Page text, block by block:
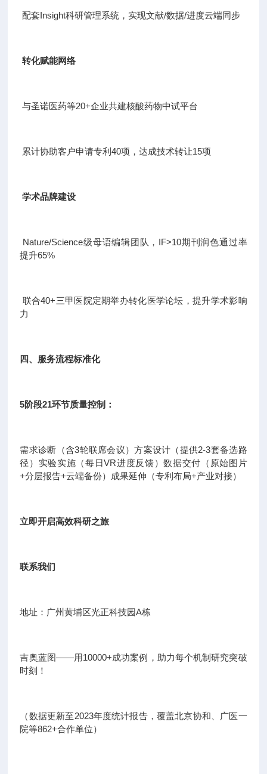
配套Insight科研管理系统，实现文献/数据/进度云端同步
转化赋能网络
与圣诺医药等20+企业共建核酸药物中试平台
累计协助客户申请专利40项，达成技术转让15项
学术品牌建设
Nature/Science级母语编辑团队，IF>10期刊润色通过率
提升65%
联合40+三甲医院定期举办转化医学论坛，提升学术影响
力
四、服务流程标准化
5阶段21环节质量控制：
需求诊断（含3轮联席会议）方案设计（提供2-3套备选路
径）实验实施（每日VR进度反馈）数据交付（原始图片
+分层报告+云端备份）成果延伸（专利布局+产业对接）
立即开启高效科研之旅
联系我们
地址：广州黄埔区光正科技园A栋
吉奥蓝图——用10000+成功案例，助力每个机制研究突破
时刻！
（数据更新至2023年度统计报告，覆盖北京协和、广医一
院等862+合作单位）